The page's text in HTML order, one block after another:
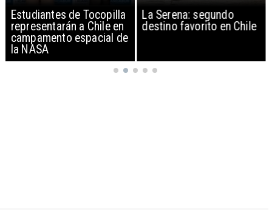
Estudiantes de Tocopilla
representarán a Chile en
campamento espacial de
la NASA
La Serena: segundo
destino favorito en Chile